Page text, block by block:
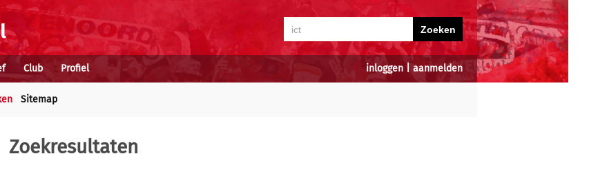
inloggen aanmelden
Club Profiel
Sitemap
Zoekresultaten